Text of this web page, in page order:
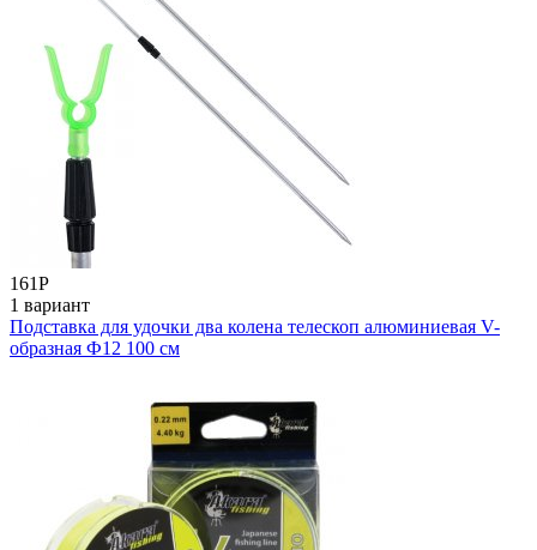
161Р
1 вариант
Подставка для удочки два колена телескоп алюминиевая V-
образная Ф12 100 cм